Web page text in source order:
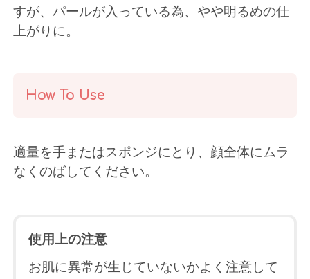
すが、パールが入っている為、やや明るめの仕
上がりに。
How To Use
適量を手またはスポンジにとり、顔全体にムラ
なくのばしてください。
使用上の注意
お肌に異常が生じていないかよく注意して